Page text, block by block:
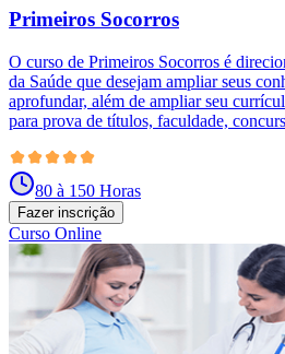
Primeiros Socorros
O curso de Primeiros Socorros é
da Saúde que desejam ampliar seus
aprofundar, além de ampliar seu
para prova de títulos, faculdade,
80 à 150 Horas
Fazer inscrição
Curso Online